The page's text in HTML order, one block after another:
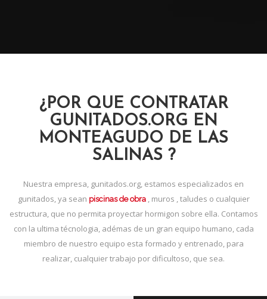
¿POR QUE CONTRATAR
GUNITADOS.ORG EN
MONTEAGUDO DE LAS
SALINAS ?
Nuestra empresa, gunitados.org, estamos especializados en
gunitados, ya sean piscinas de obra, muros , taludes o cualquier
estructura, que no permita proyectar hormigon sobre ella. Contamos
con la ultima técnologia, adémas de un gran equipo humano, cada
miembro de nuestro equipo esta formado y entrenado, para
realizar, cualquier trabajo por dificultoso, que sea.